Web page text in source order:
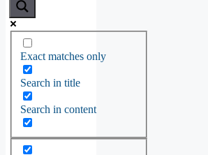
Exact matches only
Search in title
Search in content